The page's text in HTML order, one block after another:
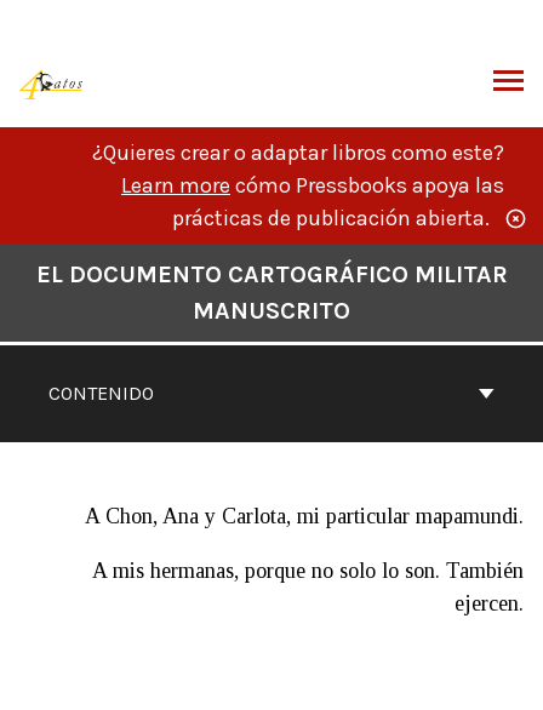
contenido
¿Quieres crear o adaptar libros como este?
Learn more cómo Pressbooks apoya las
prácticas de publicación abierta.
CONTENIDO
EL DOCUMENTO CARTOGRÁFICO MILITAR
MANUSCRITO
A Chon, Ana y Carlota, mi particular mapamundi.
A mis hermanas, porque no solo lo son. También
ejercen.